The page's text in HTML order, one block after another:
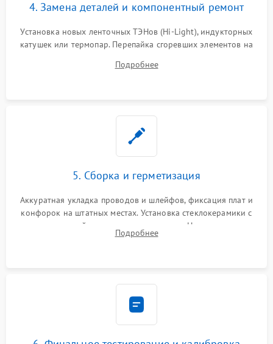
4. Замена деталей и компонентный ремонт
Установка новых ленточных ТЭНов (Hi-Light), индукторных
катушек или термопар. Перепайка сгоревших элементов на
дорожек. Очистка контактов и замена поврежденной
Подробнее
5. Сборка и герметизация
Аккуратная укладка проводов и шлейфов, фиксация плат и
конфорок на штатных местах. Установка стеклокерамики с
проверкой равномерности зазоров. Нанесение
термостойкого герметика или укладка уплотнительной
Подробнее